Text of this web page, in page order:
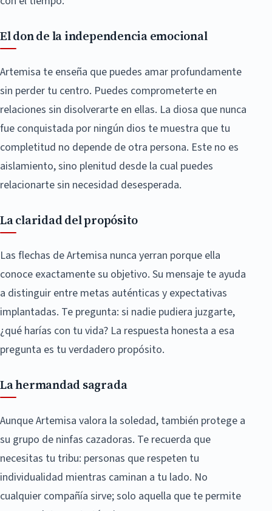
El don de la independencia emocional
Artemisa te enseña que puedes amar profundamente
sin perder tu centro. Puedes comprometerte en
relaciones sin disolverarte en ellas. La diosa que nunca
fue conquistada por ningún dios te muestra que tu
completitud no depende de otra persona. Este no es
aislamiento, sino plenitud desde la cual puedes
relacionarte sin necesidad desesperada.
La claridad del propósito
Las flechas de Artemisa nunca yerran porque ella
conoce exactamente su objetivo. Su mensaje te ayuda
a distinguir entre metas auténticas y expectativas
implantadas. Te pregunta: si nadie pudiera juzgarte,
¿qué harías con tu vida? La respuesta honesta a esa
pregunta es tu verdadero propósito.
La hermandad sagrada
Aunque Artemisa valora la soledad, también protege a
su grupo de ninfas cazadoras. Te recuerda que
necesitas tu tribu: personas que respeten tu
individualidad mientras caminan a tu lado. No
cualquier compañía sirve; solo aquella que te permite